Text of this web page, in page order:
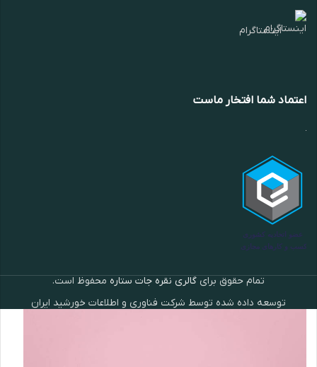
اینستاگرام
اعتماد شما افتخار ماست
تمام حقوق برای گالری نقره جات ستاره محفوظ است.
توسعه داده شده توسط شرکت فناوری و اطلاعات خورشید ایران